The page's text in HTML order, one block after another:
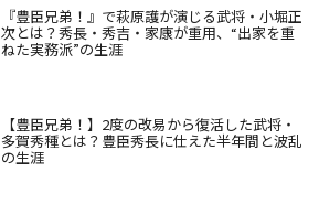
『豊臣兄弟！』で萩原護が演じる武将・小堀正
次とは？秀長・秀吉・家康が重用、“出家を重
ねた実務派”の生涯
【豊臣兄弟！】2度の改易から復活した武将・
多賀秀種とは？豊臣秀長に仕えた半年間と波乱
の生涯